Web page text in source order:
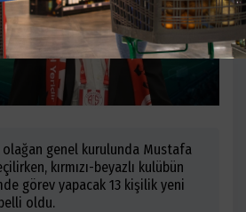
olağan genel kurulunda Mustafa
kırmızı-beyazlı kulübün
görev yapacak 13 kişilik yeni
oldu.